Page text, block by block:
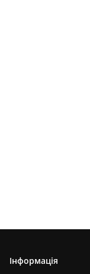
Інформація